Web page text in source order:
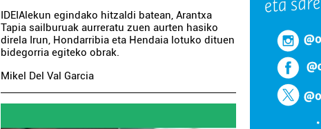
IDEIAlekun egindako hitzaldi batean, Arantxa
Tapia sailburuak aurreratu zuen aurten hasiko
direla Irun, Hondarribia eta Hendaia lotuko dituen
bidegorria egiteko obrak.
Mikel Del Val Garcia